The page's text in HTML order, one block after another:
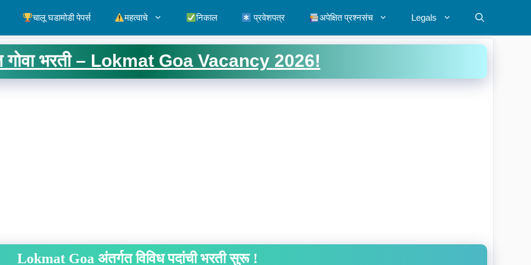
चालू घडामोडी पेपर्स महत्वाचे निकाल प्रवेशपत्र अपेक्षित प्रश्नसंच Legals
गोवा भरती – Lokmat Goa Vacancy 2026!
Lokmat Goa अंतर्गत विविध पदांची भरती सुरू !